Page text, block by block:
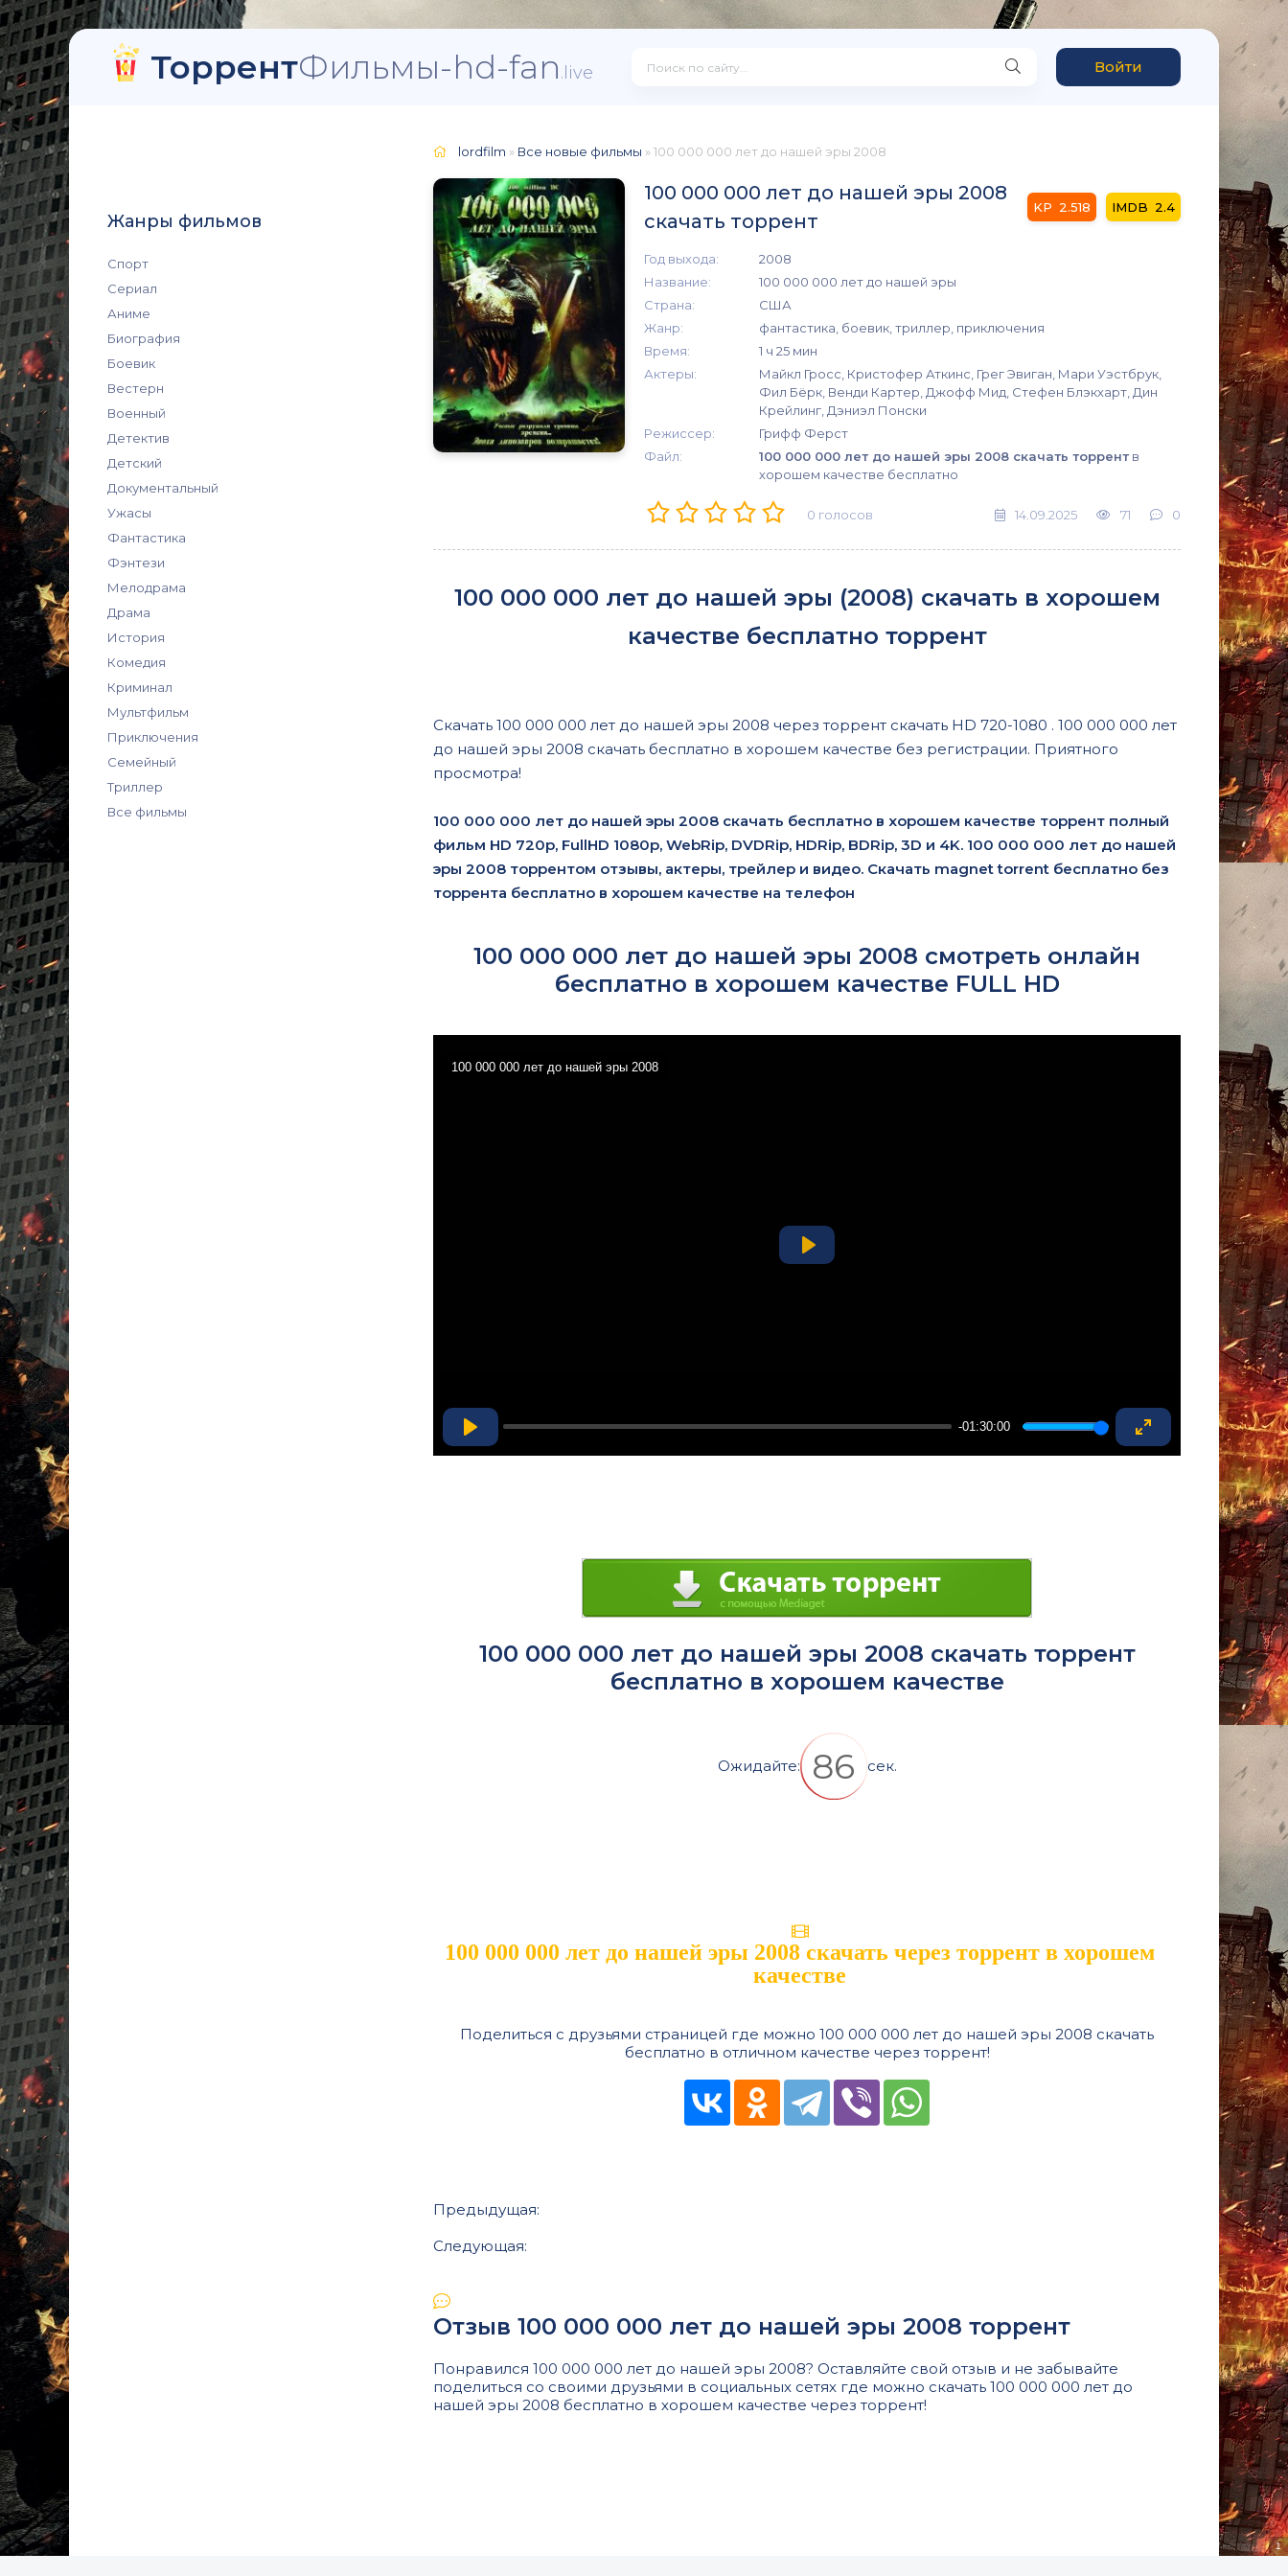
ТоррентФильмы-hd-fan.live Войти
Жанры фильмов
Спорт
Сериал
Аниме
Биография
Боевик
Вестерн
Военный
Детектив
Детский
Документальный
Ужасы
Фантастика
Фэнтези
Мелодрама
Драма
История
Комедия
Криминал
Мультфильм
Приключения
Семейный
Триллер
Все фильмы
lordfilm » Все новые фильмы » 100 000 000 лет до нашей эры 2008
100 000 000 лет до нашей эры 2008
скачать торрент
2.518 2.4
Год выхода:
2008
Название:
100 000 000 лет до нашей эры
Страна:
США
Жанр:
фантастика, боевик, триллер, приключения
Время:
1 ч 25 мин
Актеры:
Майкл Гросс, Кристофер Аткинс, Грег Эвиган, Мари Уэстбрук,
Фил Бёрк, Венди Картер, Джофф Мид, Стефен Блэкхарт, Дин
Крейлинг, Дэниэл Понски
Режиссер:
Грифф Ферст
Файл:
100 000 000 лет до нашей эры 2008 скачать торрент в
хорошем качестве бесплатно
0 голосов 14.09.2025 71 0
100 000 000 лет до нашей эры (2008) скачать в хорошем
качестве бесплатно торрент
Скачать 100 000 000 лет до нашей эры 2008 через торрент скачать HD 720-1080 . 100 000 000 лет
до нашей эры 2008 скачать бесплатно в хорошем качестве без регистрации. Приятного
просмотра!
100 000 000 лет до нашей эры 2008 скачать бесплатно в хорошем качестве торрент полный
фильм HD 720p, FullHD 1080p, WebRip, DVDRip, HDRip, BDRip, 3D и 4K. 100 000 000 лет до нашей
эры 2008 торрентом отзывы, актеры, трейлер и видео. Скачать magnet torrent бесплатно без
торрента бесплатно в хорошем качестве на телефон
100 000 000 лет до нашей эры 2008 смотреть онлайн
бесплатно в хорошем качестве FULL HD
Play
-01:30:00
Enter
fullscreen
100 000 000 лет до нашей эры 2008
100 000 000 лет до нашей эры 2008 скачать торрент
бесплатно в хорошем качестве
Ожидайте: 85 сек.
100 000 000 лет до нашей эры 2008 скачать через торрент в хорошем
качестве
Поделиться с друзьями страницей где можно 100 000 000 лет до нашей эры 2008 скачать
бесплатно в отличном качестве через торрент!
Предыдущая:
Следующая:
Отзыв 100 000 000 лет до нашей эры 2008 торрент
Понравился 100 000 000 лет до нашей эры 2008? Оставляйте свой отзыв и не забывайте
поделиться со своими друзьями в социальных сетях где можно скачать 100 000 000 лет до
нашей эры 2008 бесплатно в хорошем качестве через торрент!
1